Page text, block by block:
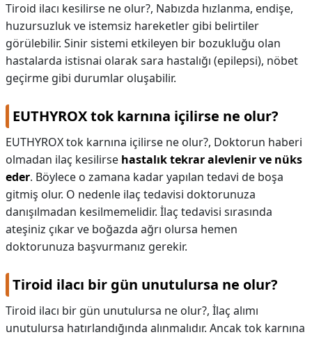
Tiroid ilacı kesilirse ne olur?, Nabızda hızlanma, endişe,
huzursuzluk ve istemsiz hareketler gibi belirtiler
görülebilir. Sinir sistemi etkileyen bir bozukluğu olan
hastalarda istisnai olarak sara hastalığı (epilepsi), nöbet
geçirme gibi durumlar oluşabilir.
EUTHYROX tok karnına içilirse ne olur?
EUTHYROX tok karnına içilirse ne olur?, Doktorun haberi
olmadan ilaç kesilirse hastalık tekrar alevlenir ve nüks
eder. Böylece o zamana kadar yapılan tedavi de boşa
gitmiş olur. O nedenle ilaç tedavisi doktorunuza
danışılmadan kesilmemelidir. İlaç tedavisi sırasında
ateşiniz çıkar ve boğazda ağrı olursa hemen
doktorunuza başvurmanız gerekir.
Tiroid ilacı bir gün unutulursa ne olur?
Tiroid ilacı bir gün unutulursa ne olur?, İlaç alımı
unutulursa hatırlandığında alınmalıdır. Ancak tok karnına